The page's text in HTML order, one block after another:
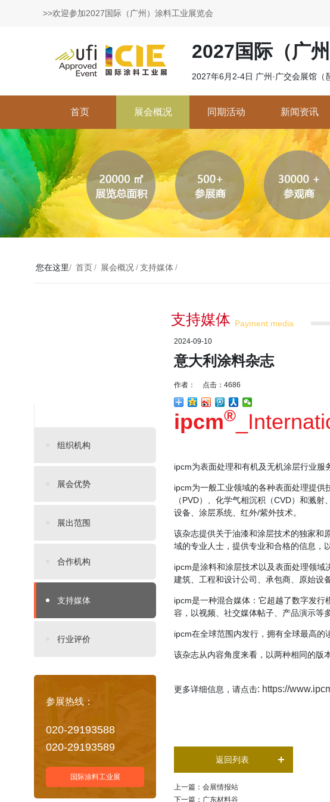
>>欢迎参加2027国际（广州）涂料工业展览会
2027国际（广
2027年6月2-4日 广州·广交会展馆（
首页 展会概况 同期活动 新闻资讯
您在这里/ 首页/ 展会概况/支持媒体/
组织机构
展会优势
展出范围
合作机构
支持媒体
行业评价
参展热线：
020-29193588
020-29193589
国际涂料工业展
支持媒体 Payment media
2024-09-10
意大利涂料杂志
作者： 点击：4686
ipcm®
ipcm为表面处理和有机及无机涂层行业服
ipcm为一般工业领域的各种表面处理提
（PVD）、化学气相沉积（CVD）和溅
设备、涂层系统、红外/紫外技术。
该杂志提供关于油漆和涂层技术的独家和
域的专业人士，提供专业和合格的信息，
ipcm是涂料和涂层技术以及表面处理领域
建筑、工程和设计公司、承包商、原始设
ipcm是一种混合媒体：它超越了数字发
容，以视频、社交媒体帖子、产品演示等
ipcm在全球范围内发行，拥有全球最高的
该杂志从内容角度来看，以两种相同的版
更多详细信息，请点击: https://
返回列表
上一篇： 会展情报站
下一篇： 广东材料谷